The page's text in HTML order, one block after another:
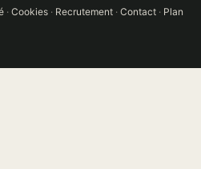
· Cookies · Recrutement · Contact · Plan